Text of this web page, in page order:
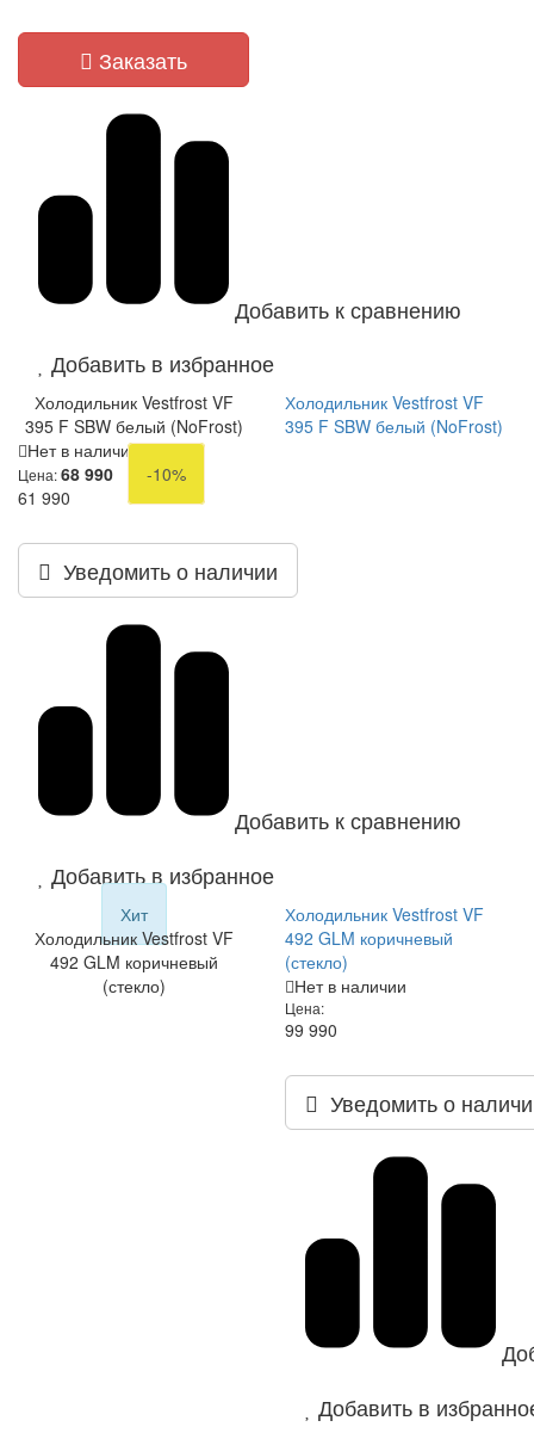
Заказать
Добавить к сравнению
Добавить в избранное
Холодильник Vestfrost VF
395 F SBW белый (NoFrost)
Холодильник Vestfrost VF
395 F SBW белый (NoFrost)
Нет в наличии
Цена:68 990
-10%
61 990
Уведомить о наличии
Добавить к сравнению
Добавить в избранное
Хит
Холодильник Vestfrost VF
492 GLM коричневый
(стекло)
Холодильник Vestfrost VF
492 GLM коричневый
(стекло)
Нет в наличии
Цена:
99 990
Уведомить о
Добавить в